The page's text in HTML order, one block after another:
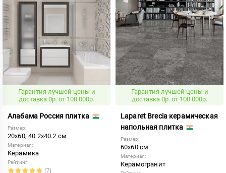
Гарантия лучшей цены и
доставка 0р. от 100 000р.
Алабама Россия плитка
Размер:
20x60, 40.2x40.2 см
Материал:
Керамика
Рейтинг:
(7)
Гарантия лучшей цены и
доставка 0р. от 100 000р.
Laparet Brecia керамическая
напольная плитка
Размер:
60x60 см
Материал:
Керамогранит